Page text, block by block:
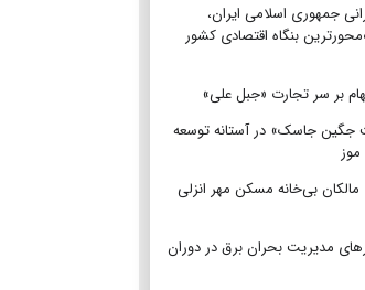
جمهوری اسلامی ایران،
بنگاه اقتصادی کشور
بر سر تجارت «جبل علی»
جاسک» در آستانه توسعه
بی‌خانه مسکن مهر انزلی
مدیریت بحران برق در دوران